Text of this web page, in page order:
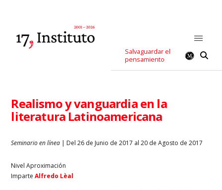
Salvaguardar el
pensamiento
Realismo y vanguardia en la
literatura Latinoamericana
Seminario en línea | Del 26 de Junio de 2017 al 20 de Agosto de 2017
Nivel Aproximación
ImparteAlfredo Lèal